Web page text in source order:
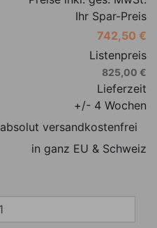
Ihr Spar-Preis
742,50 €
Listenpreis
825,00 €
Lieferzeit
+/- 4 Wochen
absolut versandkostenfrei
in ganz EU & Schweiz